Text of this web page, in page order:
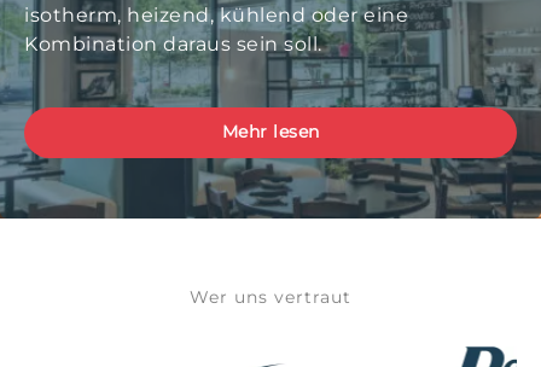
isotherm, heizend, kühlend oder eine
Kombination daraus sein soll.
Mehr lesen
Wer uns vertraut